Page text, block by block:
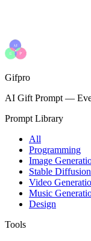
Gifpro
AI Gift Prompt —
Prompt Library
All
Programming
Image
Stable Diffusion
Video
Music
Design
Tools